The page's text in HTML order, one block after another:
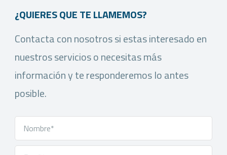
¿QUIERES QUE TE LLAMEMOS?
Contacta con nosotros si estas interesado en
nuestros servicios o necesitas más
información y te responderemos lo antes
posible.